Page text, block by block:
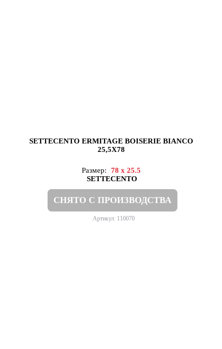
SETTECENTO ERMITAGE BOISERIE BIANCO
25,5X78
Размер:
78 x 25.5
SETTECENTO
СНЯТО С ПРОИЗВОДСТВА
Артикул: 110070